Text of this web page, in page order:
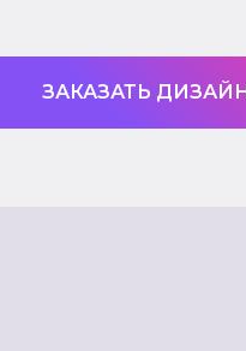
ЗАКАЗАТЬ